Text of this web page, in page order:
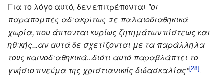
Για το λόγο αυτό, δεν επιτρέπονται "οι
παραπομπές αδιακρίτως σε παλαιοδιαθηκικά
χωρία, που άπτονται κυρίως ζητημάτων πίστεως και
ηθικής...αν αυτά δε σχετίζονται με τα παράλληλα
τους καινοδιαθηκικά...διότι αυτό παραβλάπτει το
γνήσιο πνεύμα της χριστιανικής διδασκαλίας"[28].